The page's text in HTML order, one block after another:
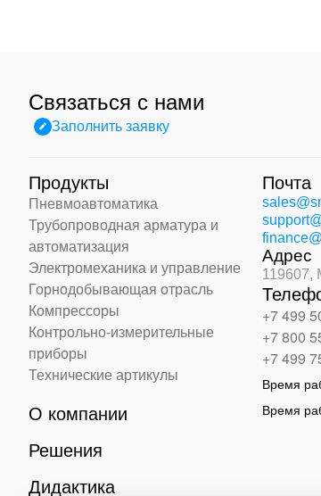
Связаться с нами
Заполнить заявку
Продукты
Пневмоавтоматика
Трубопроводная арматура и
автоматизация
Электромеханика и управление
Горнодобывающая отрасль
Компрессоры
Контрольно-измерительные
приборы
Технические артикулы
О компании
Решения
Дидактика
Почта
Адрес
119607,
+7 499
+7 800
+7 499
Время
Время